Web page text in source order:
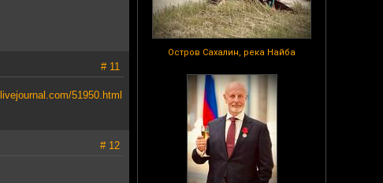
Остров Сахалин, река Найба
# 11
51950.html
# 12